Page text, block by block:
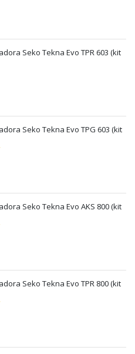
Seko Tekna Evo TPR 603 (kit
Seko Tekna Evo TPG 603 (kit
Seko Tekna Evo AKS 800 (kit
Seko Tekna Evo TPR 800 (kit